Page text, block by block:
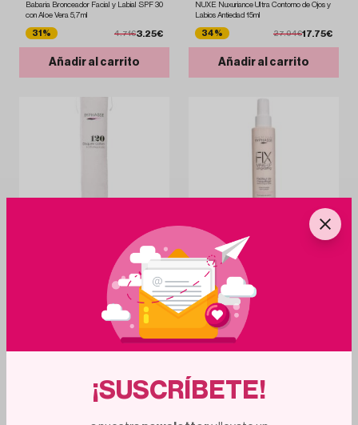
Babaria Bronceador Facial y Labial SPF 30
con Aloe Vera 5,7ml
31% 4.71€3.25€
Añadir al carrito
NUXE Nuxuriance Ultra Contorno de Ojos y
Labios Antiedad 15ml
34% 27.04€17.75€
Añadir al carrito
Byphasse Discos Desmaquillantes 120 uds
3.12€1.03€
Añadir al carrito
BYPHASSE
Byphasse Fijador de Maquillaje Todo Tipo
150ml
51%
Añadir al carrito
¡SUSCRÍBETE!